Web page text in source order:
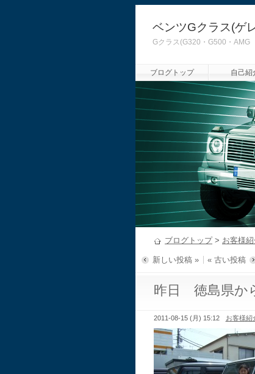
ベンツGクラス(ゲ
Gクラス(G320・G500・AMG
ブログトップ 自己紹
ブログトップ> お客様紹
新しい投稿 » « 古い投稿
昨日 徳島県か
2011-08-15 (月) 15:12 お客様紹